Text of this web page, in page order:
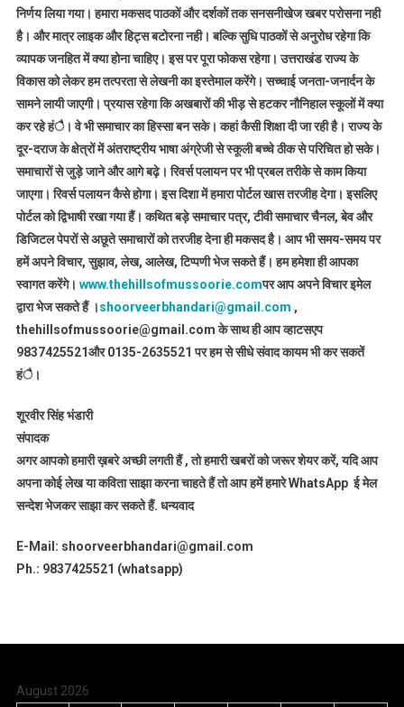
निर्णय लिया गया। हमारा मकसद पाठकों और दर्शकों तक सनसनीखेज खबर परोसना नही
है। और मात्र लाइक और हिट्स बटोरना नही। बल्कि सुधि पाठकों से अनुरोध रहेगा कि
व्यापक जनहित में क्या होना चाहिए। इस पर पूरा फोकस रहेगा। उत्तराखंड राज्य के
विकास को लेकर हम तत्परता से लेखनी का इस्तेमाल करेंगे। सच्चाई जनता-जनार्दन के
सामने लायी जाएगी। प्रयास रहेगा कि अखबारों की भीड़ से हटकर नौनिहाल स्कूलों में क्या
कर रहे हंै। वे भी समाचार का हिस्सा बन सके। कहां कैसी शिक्षा दी जा रही है। राज्य के
दूर-दराज के क्षेत्रों में अंतराष्ट्रीय भाषा अंग्रेजी से स्कूली बच्चे ठीक से परिचित हो सके।
समाचारों से जुड़े जाने और आगे बढ़े। रिवर्स पलायन पर भी प्रबल तरीके से काम किया
जाएगा। रिवर्स पलायन कैसे होगा। इस दिशा में हमारा पोर्टल खास तरजीह देगा। इसलिए
पोर्टल को द्विभाषी रखा गया हैं। कथित बड़े समाचार पत्र, टीवी समाचार चैनल, बेव और
डिजिटल पेपरों से अछूते समाचारों को तरजीह देना ही मकसद है। आप भी समय-समय पर
हमें अपने विचार, सुझाव, लेख, आलेख, टिप्पणी भेज सकते हैं। हम हमेशा ही आपका
स्वागत करेंगे। www.thehillsofmussoorie.comपर आप अपने विचार इमेल
द्वारा भेज सकते हैं ।shoorveerbhandari@gmail.com ,
thehillsofmussoorie@gmail.com के साथ ही आप व्हाटसएप
9837425521और 0135-2635521 पर हम से सीधे संवाद कायम भी कर सकतें
हंै।
शूरवीर सिंह भंडारी
संपादक
अगर आपको हमारी ख़बरे अच्छी लगती हैं , तो हमारी खबरों को जरूर शेयर करें, यदि आप
अपना कोई लेख या कविता साझा करना चाहते हैं तो आप हमें हमारे WhatsApp ई मेल
सन्देश भेजकर साझा कर सकते हैं. धन्यवाद
E-Mail: shoorveerbhandari@gmail.com
Ph.: 9837425521 (whatsapp)
August 2026